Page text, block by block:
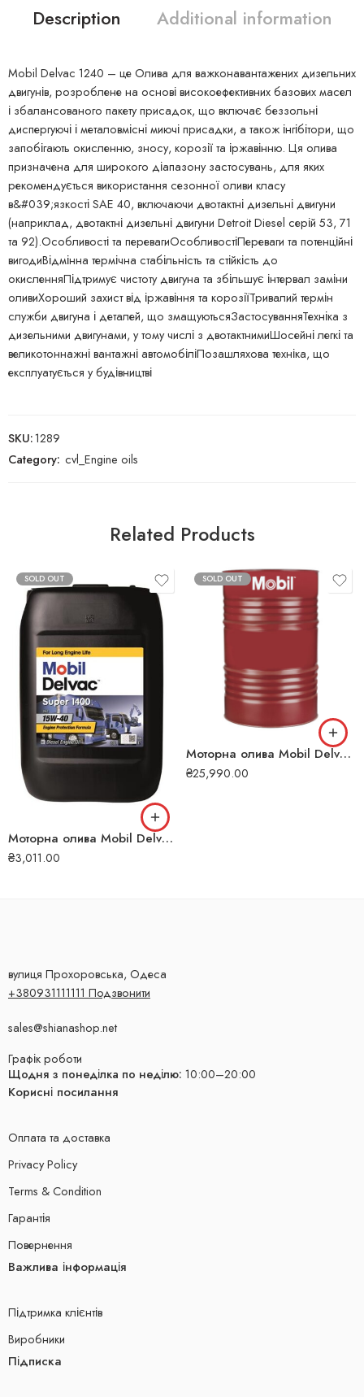
Description Additional information
Mobil Delvac 1240 – це Олива для важконавантажених дизельних
двигунів, розроблене на основі високоефективних базових масел
і збалансованого пакету присадок, що включає беззольні
диспергуючі і металовмісні миючі присадки, а також інгібітори, що
запобігають окисленню, зносу, корозії та іржавінню. Ця олива
призначена для широкого діапазону застосувань, для яких
рекомендується використання сезонної оливи класу
в&#039;язкості SAE 40, включаючи двотактні дизельні двигуни
(наприклад, двотактні дизельні двигуни Detroit Diesel серій 53, 71
та 92).Особливості та перевагиОсобливостіПереваги та потенційні
вигодиВідмінна термічна стабільність та стійкість до
окисленняПідтримує чистоту двигуна та збільшує інтервал заміни
оливиХороший захист від іржавіння та корозіїТривалий термін
служби двигуна і деталей, що змащуютьсяЗастосуванняТехніка з
дизельними двигунами, у тому числі з двотактнимиШосейні легкі та
великотоннажні вантажні автомобіліПозашляхова техніка, що
експлуатується у будівництві
SKU:1289
Category: cvl_Engine oils
Related Products
SOLD OUT
Моторна олива Mobil Delvac Super 1400 15W-40 20л 125
₴3,011.00
SOLD OUT
Моторна олива Mobil Delvac MX 15W-40 208л 115
₴25,990.00
вулиця Прохоровська, Одеса
+380931111111 Подзвонити
sales@shianashop.net
Графік роботи
Щодня з понеділка по неділю: 10:00–20:00
Корисні посилання
Оплата та доставка
Privacy Policy
Terms & Condition
Гарантія
Повернення
Важлива інформація
Підтримка клієнтів
Виробники
Підписка